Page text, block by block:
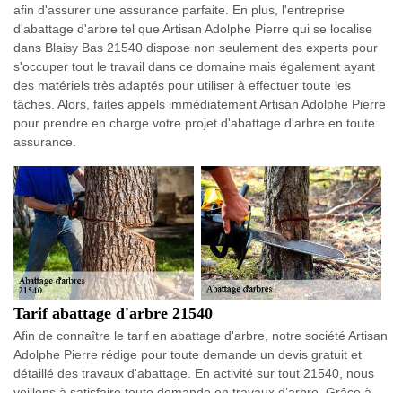
afin d'assurer une assurance parfaite. En plus, l'entreprise
d'abattage d'arbre tel que Artisan Adolphe Pierre qui se localise
dans Blaisy Bas 21540 dispose non seulement des experts pour
s'occuper tout le travail dans ce domaine mais également ayant
des matériels très adaptés pour utiliser à effectuer toute les
tâches. Alors, faites appels immédiatement Artisan Adolphe Pierre
pour prendre en charge votre projet d'abattage d'arbre en toute
assurance.
Tarif abattage d'arbre 21540
Afin de connaître le tarif en abattage d'arbre, notre société Artisan
Adolphe Pierre rédige pour toute demande un devis gratuit et
détaillé des travaux d'abattage. En activité sur tout 21540, nous